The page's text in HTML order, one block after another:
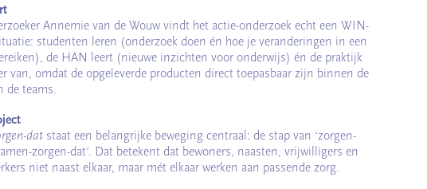
Annemie van de Wouw vindt het actie-onderzoek echt een WIN-
studenten leren (onderzoek doen én hoe je veranderingen in een
de HAN leert (nieuwe inzichten voor onderwijs) én de praktijk
van, omdat de opgeleverde producten direct toepasbaar zijn binnen de
de teams.
datstaat een belangrijke beweging centraal: de stap van ‘zorgen-
zorgen-dat’. Dat betekent dat bewoners, naasten, vrijwilligers en
niet naast elkaar, maar mét elkaar werken aan passende zorg.